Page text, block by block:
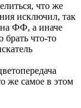
что же
исключил, так
на ФФ, а иначе
брать что-то
же самое в этом